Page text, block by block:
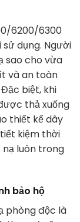
6200/6300
dụng. Người
sao cho vừa
và an toàn
biệt, khi
thả xuống
thiết kế dây
kiệm thời
luôn trong
bảo hộ
phòng độc là